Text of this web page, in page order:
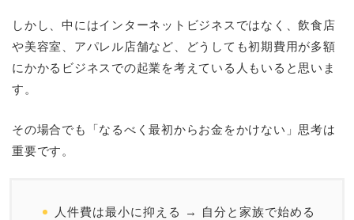
しかし、中にはインターネットビジネスではなく、飲食店
や美容室、アパレル店舗など、どうしても初期費用が多額
にかかるビジネスでの起業を考えている人もいると思いま
す。
その場合でも「なるべく最初からお金をかけない」思考は
重要です。
人件費は最小に抑える → 自分と家族で始める